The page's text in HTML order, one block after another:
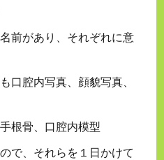
前があり、それぞれに意
口腔内写真、顔貌写真、
根骨、口腔内模型
で、それらを１日かけて